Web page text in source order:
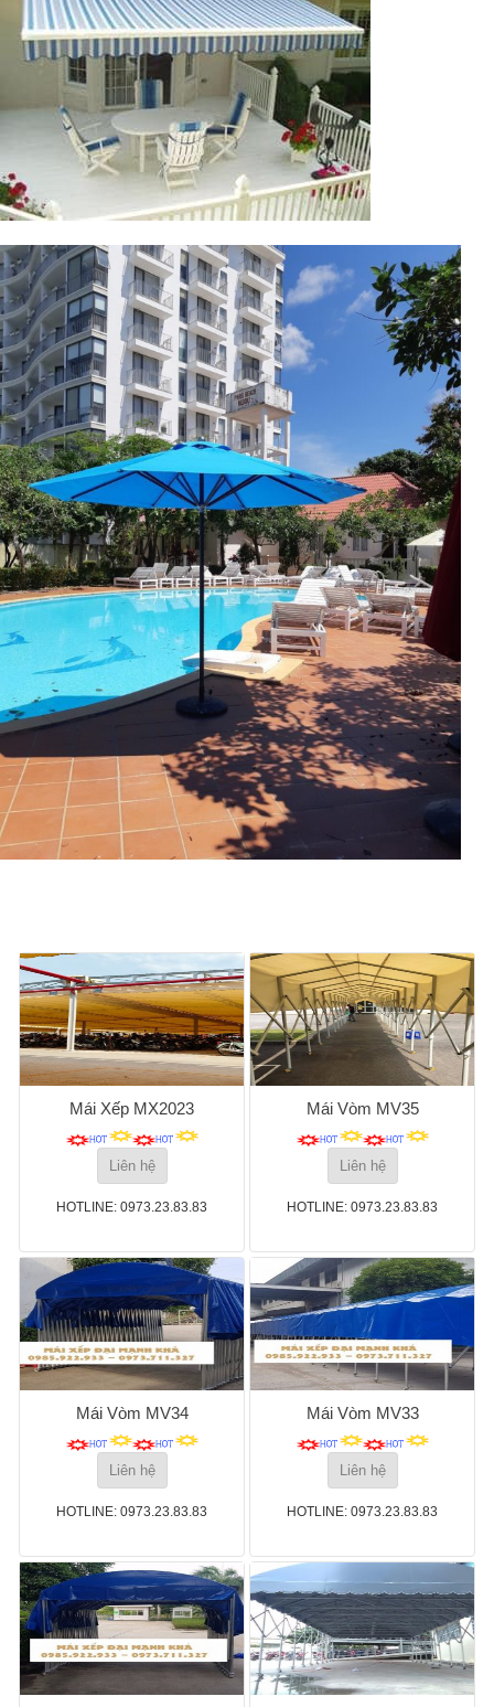
Mái Xếp MX2023
Liên hệ
HOTLINE: 0973.23.83.83
Mái Vòm MV35
Liên hệ
HOTLINE: 0973.23.83.83
Mái Vòm MV34
Liên hệ
HOTLINE: 0973.23.83.83
Mái Vòm MV33
Liên hệ
HOTLINE: 0973.23.83.83